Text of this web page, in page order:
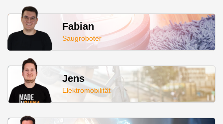
Fabian
Saugroboter
Jens
Elektromobilität